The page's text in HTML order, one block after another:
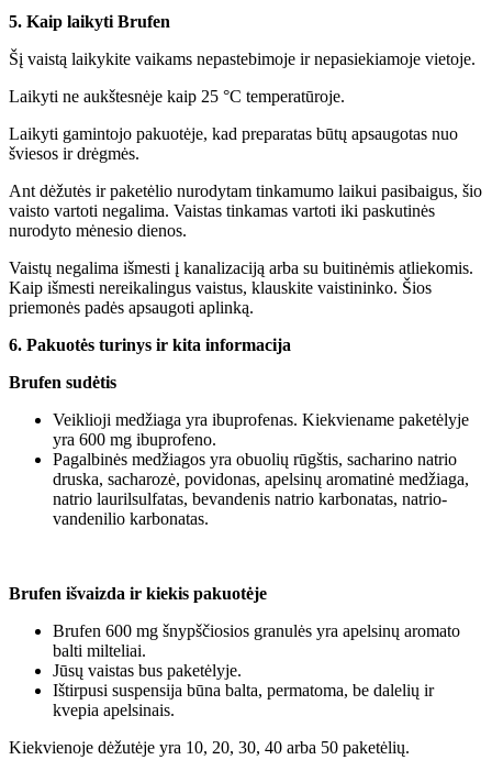
5. Kaip laikyti Brufen
Šį vaistą laikykite vaikams nepastebimoje ir nepasiekiamoje vietoje.
Laikyti ne aukštesnėje kaip 25 °C temperatūroje.
Laikyti gamintojo pakuotėje, kad preparatas būtų apsaugotas nuo
šviesos ir drėgmės.
Ant dėžutės ir paketėlio nurodytam tinkamumo laikui pasibaigus, šio
vaisto vartoti negalima. Vaistas tinkamas vartoti iki paskutinės
nurodyto mėnesio dienos.
Vaistų negalima išmesti į kanalizaciją arba su buitinėmis atliekomis.
Kaip išmesti nereikalingus vaistus, klauskite vaistininko. Šios
priemonės padės apsaugoti aplinką.
6. Pakuotės turinys ir kita informacija
Brufen sudėtis
Veiklioji medžiaga yra ibuprofenas. Kiekviename paketėlyje
yra 600 mg ibuprofeno.
Pagalbinės medžiagos yra obuolių rūgštis, sacharino natrio
druska, sacharozė, povidonas, apelsinų aromatinė medžiaga,
natrio laurilsulfatas, bevandenis natrio karbonatas, natrio-
vandenilio karbonatas.
Brufen išvaizda ir kiekis pakuotėje
Brufen 600 mg šnypščiosios granulės yra apelsinų aromato
balti milteliai.
Jūsų vaistas bus paketėlyje.
Ištirpusi suspensija būna balta, permatoma, be dalelių ir
kvepia apelsinais.
Kiekvienoje dėžutėje yra 10, 20, 30, 40 arba 50 paketėlių.